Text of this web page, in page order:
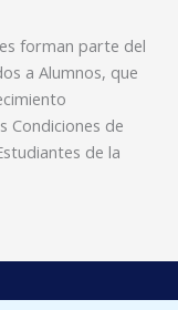
forman parte del
a Alumnos, que
Condiciones de
de la